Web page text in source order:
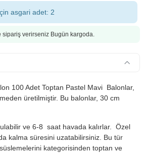
asgari adet: 2
sipariş verirseniz Bugün kargoda.
100 Adet Toptan Pastel Mavi Balonlar,
üretilmiştir. Bu balonlar, 30 cm
ve 6-8 saat havada kalırlar. Özel
kalma süresini uzatabilirsiniz. Bu tür
kategorisinden toptan ve